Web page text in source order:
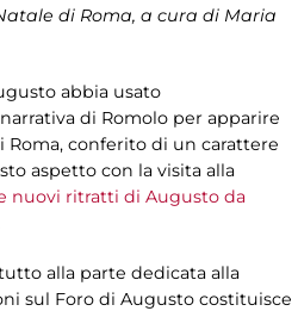
di Roma, a cura di Maria
abbia usato
di Romolo per apparire
conferito di un carattere
aspetto con la visita alla
nuovi ritratti di Augusto da
alla parte dedicata alla
sul Foro di Augusto costituisce